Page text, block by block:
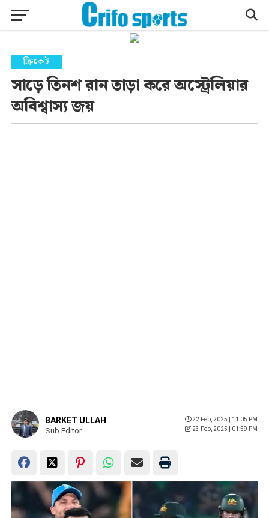
ক্রিকেট
সাড়ে তিনশ রান তাড়া করে অস্ট্রেলিয়ার
অবিশ্বাস্য জয়
BARKET ULLAH
Sub Editor
22 Feb, 2025 | 11:05 PM
23 Feb, 2025 | 01:59 PM